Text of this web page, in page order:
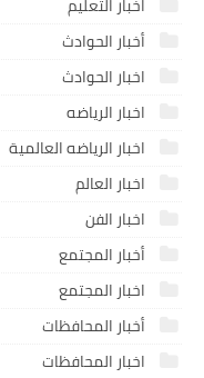
اخبار التعليم
أخبار الحوادث
اخبار الحوادث
اخبار الرياضه
اخبار الرياضه العالمية
اخبار العالم
اخبار الفن
أخبار المجتمع
اخبار المجتمع
أخبار المحافظات
اخبار المحافظات